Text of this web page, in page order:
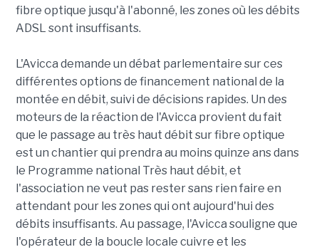
fibre optique jusqu'à l'abonné, les zones où les débits
ADSL sont insuffisants.
L'Avicca demande un débat parlementaire sur ces
différentes options de financement national de la
montée en débit, suivi de décisions rapides. Un des
moteurs de la réaction de l'Avicca provient du fait
que le passage au très haut débit sur fibre optique
est un chantier qui prendra au moins quinze ans dans
le Programme national Très haut débit, et
l'association ne veut pas rester sans rien faire en
attendant pour les zones qui ont aujourd'hui des
débits insuffisants. Au passage, l'Avicca souligne que
l'opérateur de la boucle locale cuivre et les